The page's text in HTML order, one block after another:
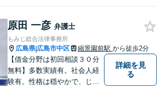
駅４分】
原田 一彦 弁護士
もみじ総合法律事務所
広島県|広島市中区 縮景園前駅 から徒歩2分
【借金分野は初回相談３０分
無料】多数実績有。社会人経
験有。性格は穏やかで、じっ
詳細を見
る